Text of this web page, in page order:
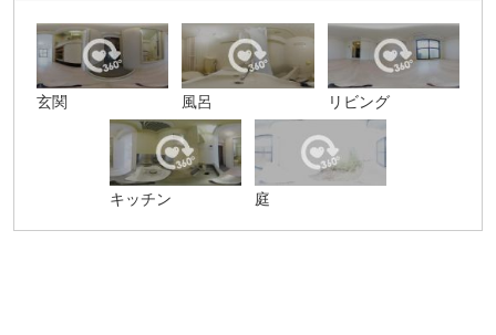
玄関 風呂 リビング
キッチン 庭